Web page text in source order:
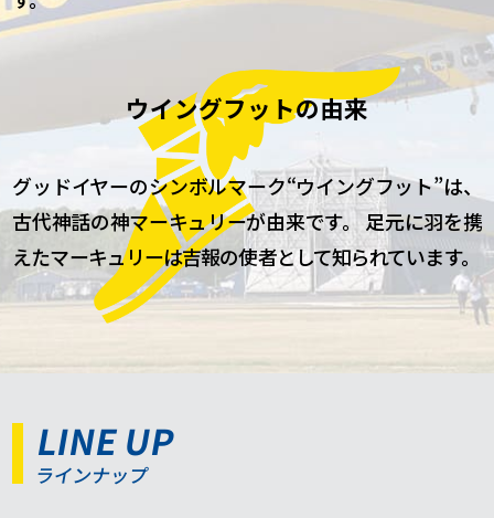
ウイングフットの由来
グッドイヤーのシンボルマーク“ウイングフット”は、
古代神話の神マーキュリーが由来です。足元に羽を携
えたマーキュリーは吉報の使者として知られています。​
LINE UP
ラインナップ